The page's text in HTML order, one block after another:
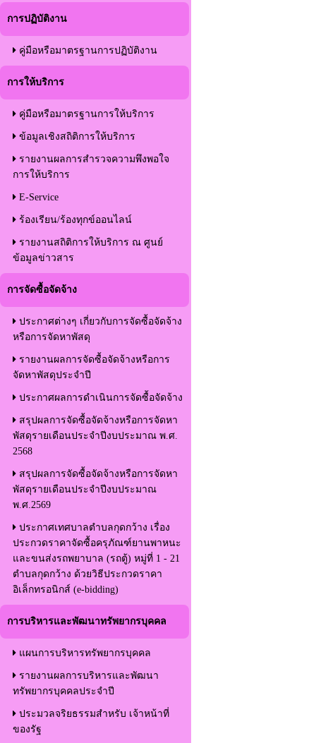
การปฏิบัติงาน
คู่มือหรือมาตรฐานการปฏิบัติงาน
การให้บริการ
คู่มือหรือมาตรฐานการให้บริการ
ข้อมูลเชิงสถิติการให้บริการ
รายงานผลการสำรวจความพึงพอใจ
การให้บริการ
E-Service
ร้องเรียน/ร้องทุกข์ออนไลน์
รายงานสถิติการให้บริการ ณ ศูนย์
ข้อมูลข่าวสาร
การจัดซื้อจัดจ้าง
ประกาศต่างๆ เกี่ยวกับการจัดซื้อจัดจ้าง
หรือการจัดหาพัสดุ
รายงานผลการจัดซื้อจัดจ้างหรือการ
จัดหาพัสดุประจำปี
ประกาศผลการดำเนินการจัดซื้อจัดจ้าง
สรุปผลการจัดซื้อจัดจ้างหรือการจัดหา
พัสดุรายเดือนประจำปีงบประมาณ พ.ศ.
2568
สรุปผลการจัดซื้อจัดจ้างหรือการจัดหา
พัสดุรายเดือนประจำปีงบประมาณ
พ.ศ.2569
ประกาศเทศบาลตำบลกุดกว้าง เรื่อง
ประกวดราคาจัดซื้อครุภัณฑ์ยานพาหนะ
และขนส่งรถพยาบาล (รถตู้) หมู่ที่ 1 - 21
ตำบลกุดกว้าง ด้วยวิธีประกวดราคา
อิเล็กทรอนิกส์ (e-bidding)
การบริหารและพัฒนาทรัพยากรบุคคล
แผนการบริหารทรัพยากรบุคคล
รายงานผลการบริหารและพัฒนา
ทรัพยากรบุคคลประจำปี
ประมวลจริยธรรมสำหรับ เจ้าหน้าที่
ของรัฐ